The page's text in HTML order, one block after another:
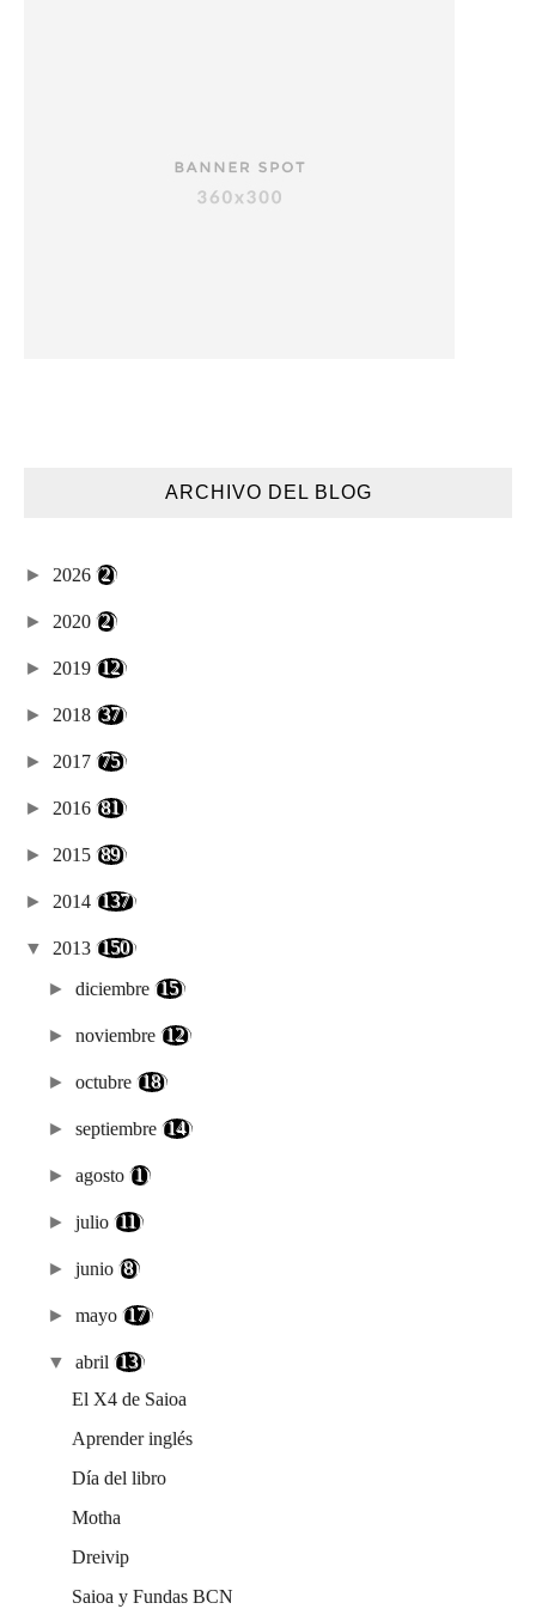
ARCHIVO DEL BLOG
► 2026 (2)
► 2020 (2)
► 2019 (12)
► 2018 (37)
► 2017 (75)
► 2016 (81)
► 2015 (89)
► 2014 (137)
▼ 2013 (150)
►diciembre (15)
►noviembre (12)
►octubre (18)
►septiembre (14)
►agosto(1)
►julio(11)
►junio(8)
►mayo (17)
▼abril (13)
El X4 de Saioa
Aprender inglés
Día del libro
Motha
Dreivip
Saioa y Fundas BCN